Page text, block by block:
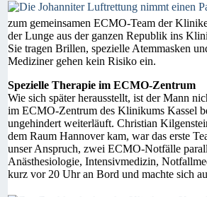
zum gemeinsamen ECMO-Team der
der Lunge aus der ganzen Republik ins
Sie tragen Brillen, spezielle Atemmasken
Mediziner gehen kein Risiko ein.
Spezielle Therapie im ECMO-Zentrum
Wie sich später herausstellt, ist der Mann
im ECMO-Zentrum des Klinikums Kassel
ungehindert weiterläuft. Christian
dem Raum Hannover kam, war das erste
unser Anspruch, zwei ECMO-Notfälle
Anästhesiologie, Intensivmedizin,
kurz vor 20 Uhr an Bord und machte sich